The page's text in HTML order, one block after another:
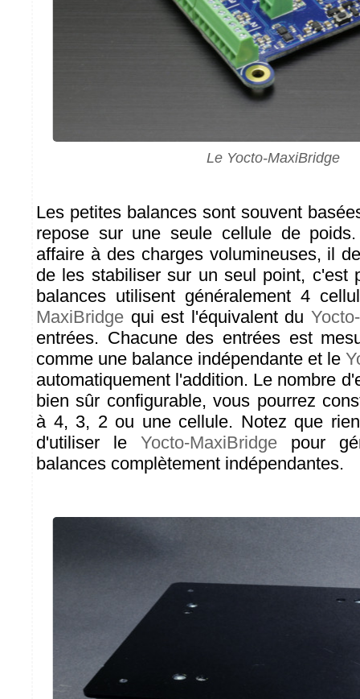
Le Yocto-MaxiBridge
Les petites balances sont souvent
repose sur une seule cellule de
affaire à des charges volumineuses, il
de les stabiliser sur un seul point, c'est
balances utilisent généralement 4
MaxiBridge qui est l'équivalent du
entrées. Chacune des entrées est
comme une balance indépendante et le
automatiquement l'addition. Le nombre
bien sûr configurable, vous pourrez
à 4, 3, 2 ou une cellule. Notez que
d'utiliser le Yocto-MaxiBridge pour
balances complètement indépendantes.